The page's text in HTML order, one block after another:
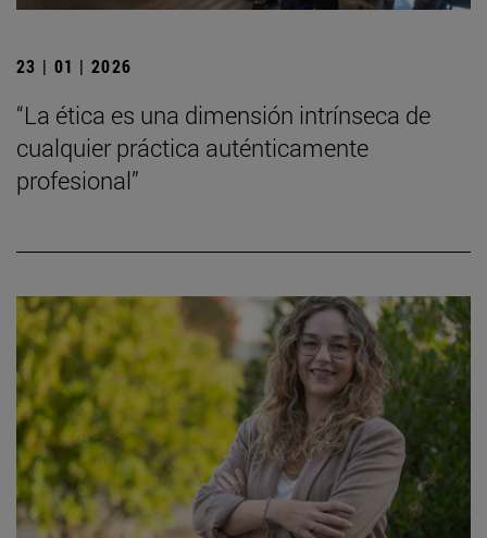
23 | 01 | 2026
“La ética es una dimensión intrínseca de
cualquier práctica auténticamente
profesional”